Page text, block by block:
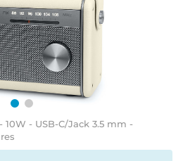
- USB-C/Jack 3.5 mm -